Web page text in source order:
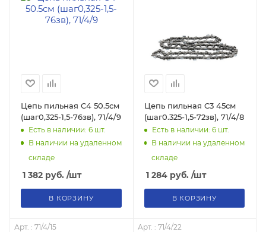
Цепь пильная C4 50.5см
(шаг0,325-1,5-76зв), 71/4/9
Есть в наличии: 6 шт.
В наличии на удаленном
складе
1 382 руб. /шт
В КОРЗИНУ
Цепь пильная C3 45см
(шаг0.325-1,5-72зв), 71/4/8
Есть в наличии: 6шт.
В наличии на удаленном
складе
1 284руб. /шт
В КОРЗИНУ
Арт. : 71/4/15 Арт. : 71/4/22